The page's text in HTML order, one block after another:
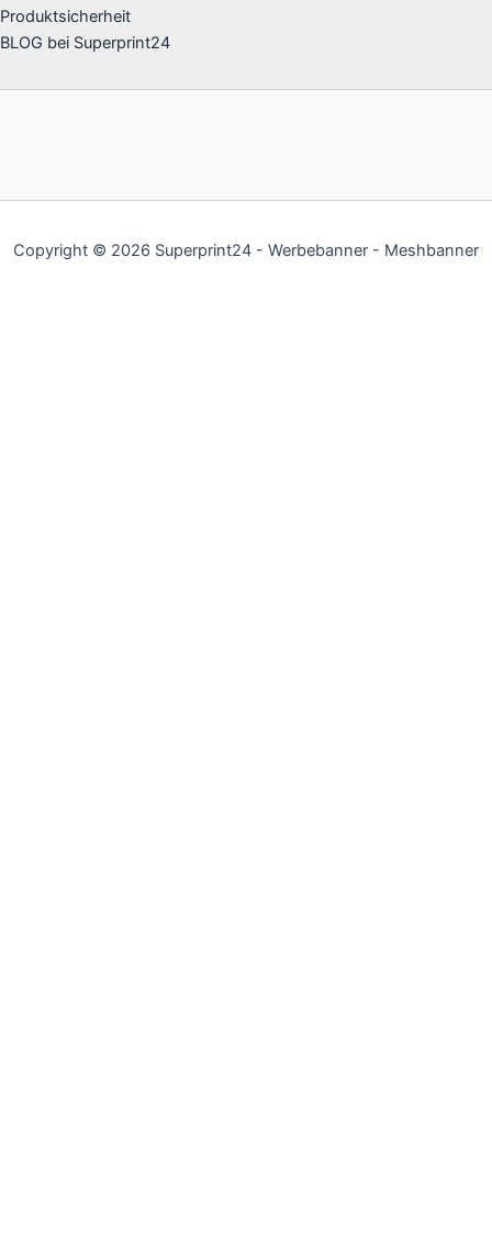
Produktsicherheit
BLOG bei Superprint24
Copyright © 2026 Superprint24 - Werbebanner - Meshbanner